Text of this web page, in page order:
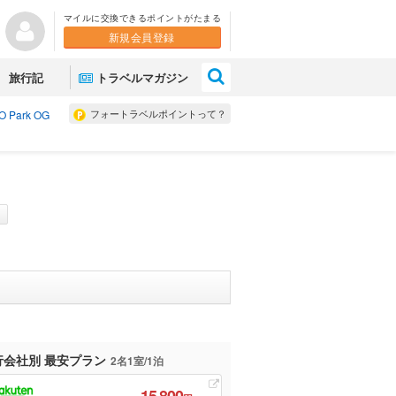
マイルに交換できるポイントがたまる
新規会員登録
旅行記 トラベルマガジン
フォートラベルポイントって？
Park OG
会社別 最安プラン 2名1室/1泊